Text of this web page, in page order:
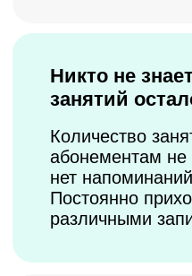
Забудьте о хаосе и перейдите к
четкой, слаженной и
работе студии и команды.
Автоматизация
Брендированное
(от 2 200 руб/мес)